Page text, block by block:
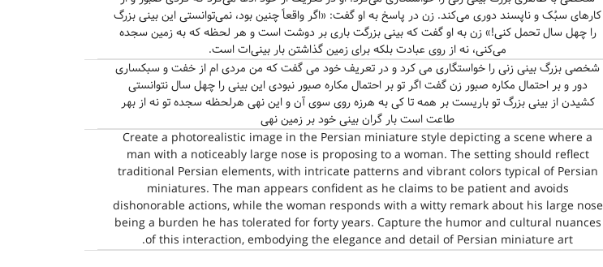
کارهای سبُک و ناپسند دوری می‌کند. زن در پاسخ به او گفت: «اگر واقعاً چنین بود، نمی‌توانستی این بینی بزرگ
را چهل سال تحمل کنی!» زن به او گفت که بینی بزرگت باری بر دوشت است و هر لحظه که به زمین سجده
می‌کنی، نه از روی عبادت بلکه برای زمین گذاشتن بار بینی‌ات است.
شخصی بزرگ بینی زنی را خواستگاری می کرد و در تعریف خود می گفت که من مردی ام از خفت و سبکساری
دور و بر احتمال مکاره صبور زن گفت اگر تو بر احتمال مکاره صبور نبودی این بینی را چهل سال نتوانستی
کشیدن از بینی بزرگ تو باریست بر همه تا کی به هرزه روی سوی آن و این نهی هرلحظه سجده تو نه از بهر
طاعت است بار گران بینی خود بر زمین نهی
Create a photorealistic image in the Persian miniature style depicting a scene where a
man with a noticeably large nose is proposing to a woman. The setting should reflect
traditional Persian elements, with intricate patterns and vibrant colors typical of Persian
miniatures. The man appears confident as he claims to be patient and avoids
dishonorable actions, while the woman responds with a witty remark about his large nose
being a burden he has tolerated for forty years. Capture the humor and cultural nuances
of this interaction, embodying the elegance and detail of Persian miniature art.